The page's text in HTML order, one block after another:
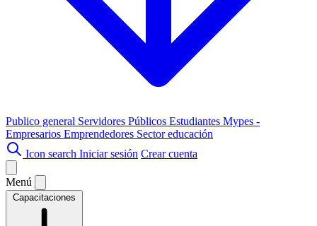
Publico general Servidores Públicos Estudiantes Mypes -
Empresarios Emprendedores Sector educación
Icon search Iniciar sesión Crear cuenta
Menú
Capacitaciones